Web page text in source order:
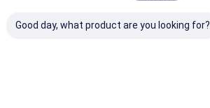
Good day, what product are you looking for?